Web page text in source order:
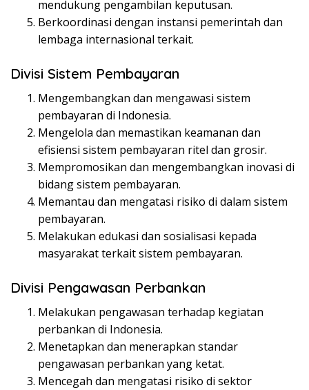
mendukung pengambilan keputusan.
Berkoordinasi dengan instansi pemerintah dan
lembaga internasional terkait.
Divisi Sistem Pembayaran
Mengembangkan dan mengawasi sistem
pembayaran di Indonesia.
Mengelola dan memastikan keamanan dan
efisiensi sistem pembayaran ritel dan grosir.
Mempromosikan dan mengembangkan inovasi di
bidang sistem pembayaran.
Memantau dan mengatasi risiko di dalam sistem
pembayaran.
Melakukan edukasi dan sosialisasi kepada
masyarakat terkait sistem pembayaran.
Divisi Pengawasan Perbankan
Melakukan pengawasan terhadap kegiatan
perbankan di Indonesia.
Menetapkan dan menerapkan standar
pengawasan perbankan yang ketat.
Mencegah dan mengatasi risiko di sektor